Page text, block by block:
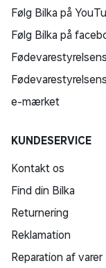
Følg Bilka på
Følg Bilka på
e-mærket
KUNDESERVICE
Kontakt os
Find din Bilka
Returnering
Reklamation
Reparation af varer